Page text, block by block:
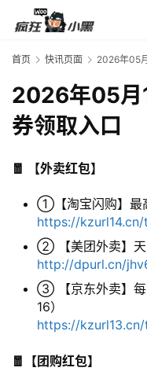
首页 快讯页面 2026年05
2026年05月
券领取入口
🧧 【外卖红包】
①【淘宝闪购】最
https://kzurl14.cn/
② 【美团外卖】天
http://dpurl.cn/
③ 【京东外卖】每
16）
https://
🧧【团购红包】